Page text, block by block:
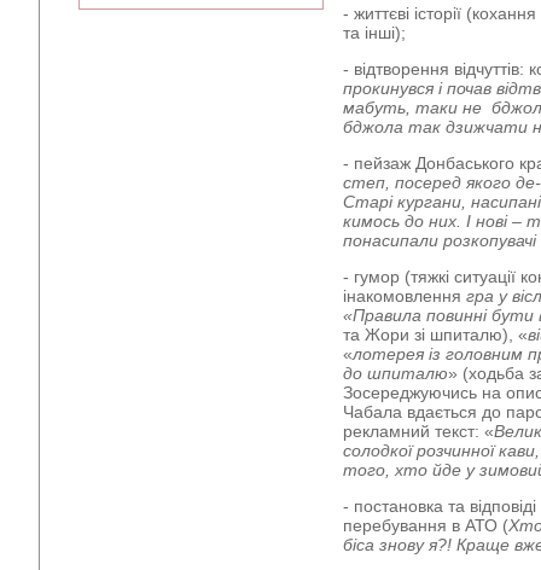
- життєві історії
та інші);
- відтворення відчуттів:
прокинувся і почав
мабуть, таки не
бджола так дзижчати
- пейзаж Донбаського
степ, посеред якого
Старі кургани,
кимось до них. І нові –
понасипали
- гумор (тяжкі ситуації
інакомовлення гра у
«Правила повинні бути
та Жори зі шпиталю), «
«лотерея із головним
до шпиталю» (ходьба
Зосереджуючись на
Чабала вдається до
рекламний текст: «
солодкої розчинної
того, хто йде у
- постановка та
перебування в АТО (
біса знову я?! Краще